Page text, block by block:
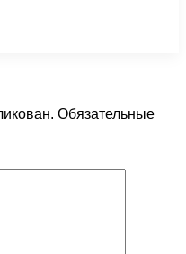
Обязательные